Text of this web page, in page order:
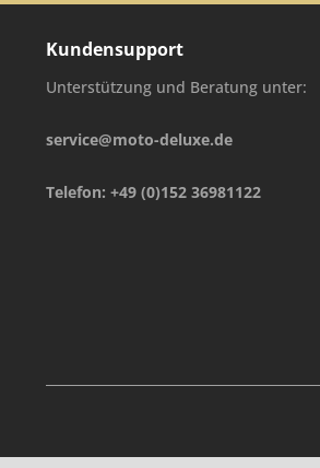
Kundensupport
Unterstützung und Beratung unter:
service@moto-deluxe.de
Telefon: +49 (0)152 36981122